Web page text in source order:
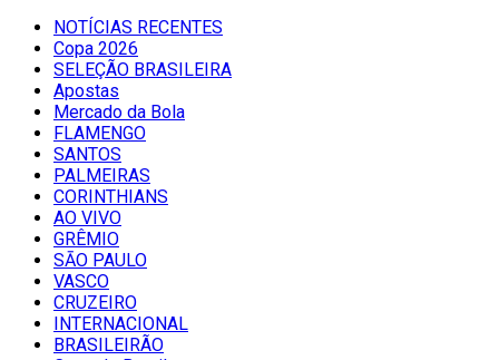
NOTÍCIAS RECENTES
Copa 2026
SELEÇÃO BRASILEIRA
Apostas
Mercado da Bola
FLAMENGO
SANTOS
PALMEIRAS
CORINTHIANS
AO VIVO
GRÊMIO
SĀO PAULO
VASCO
CRUZEIRO
INTERNACIONAL
BRASILEIRÃO